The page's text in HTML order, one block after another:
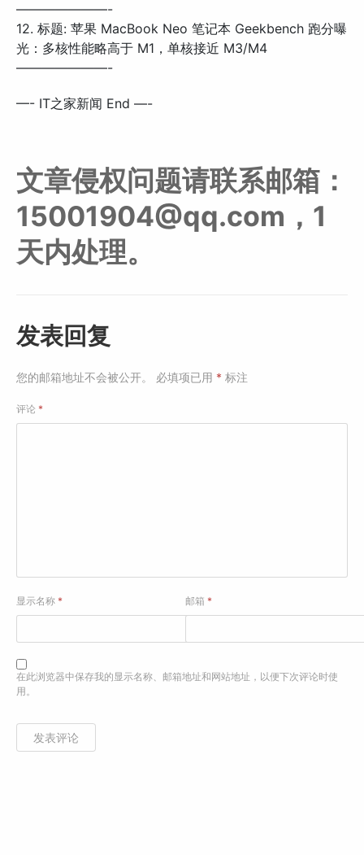
———————-
12. 标题: 苹果 MacBook Neo 笔记本 Geekbench 跑分曝
光：多核性能略高于 M1，单核接近 M3/M4
———————-
—- IT之家新闻 End —-
文章侵权问题请联系邮箱：
15001904@qq.com，1
天内处理。
发表回复
您的邮箱地址不会被公开。 必填项已用 * 标注
评论 *
显示名称 * 邮箱*
在此浏览器中保存我的显示名称、邮箱地址和网站地址，以便下次评论时使
用。